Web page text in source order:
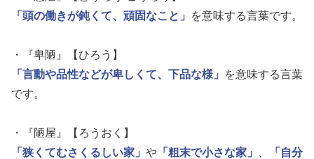
「頭の働きが鈍くて、頑固なこと」
を意味する言葉です。
・『卑陋』【ひろう】
「言動や品性などが卑しくて、下品な様」
を意味する言葉
です。
・『陋屋』【ろうおく】
「狭くてむさくるしい家」 や 「粗末で小さな家」
「自分